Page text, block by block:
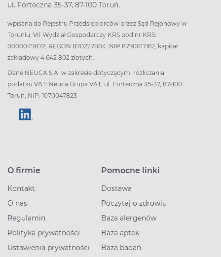
ul. Forteczna 35-37, 87-100 Toruń,
wpisana do Rejestru Przedsiębiorców przez Sąd Rejonowy w
Toruniu, VII Wydział Gospodarczy KRS pod nr KRS:
0000049872, REGON 870227804, NIP 8790017162, kapitał
zakładowy 4 642 802 złotych.
Dane NEUCA S.A. w zakresie dotyczącym: rozliczania
podatku VAT: Neuca Grupa VAT, ul. Forteczna 35-37, 87-100
Toruń, NIP: 1070047823
O firmie
Kontakt
O nas
Regulamin
Polityka prywatności
Ustawienia prywatności
Pomocne linki
Dostawa
Poczytaj o zdrowiu
Baza alergenów
Baza aptek
Baza badań